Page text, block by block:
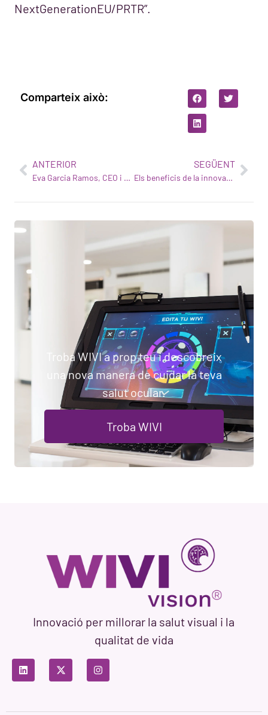
NextGenerationEU/PRTR”.
Comparteix això:
ANTERIOR
Eva Garcia Ramos, CEO i cofundadora de WIVI Vision, guanyadora dels premis WA4STEAM
SEGÜENT
Els beneficis de la innovació clínica en optometria
Troba WIVI a prop teu i descobreix
una nova manera de cuidar la teva
salut ocular.
Troba WIVI
Innovació per millorar la salut visual i la
qualitat de vida